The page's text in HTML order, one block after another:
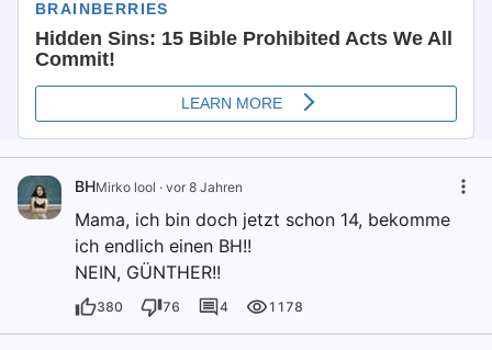
BHMirko lool · vor 8 Jahren
Mama, ich bin doch jetzt schon 14, bekomme
ich endlich einen BH!!
NEIN, GÜNTHER!!
380 76 4 1178